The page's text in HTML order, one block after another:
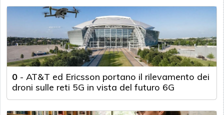
0 - AT&T ed Ericsson portano il rilevamento dei
droni sulle reti 5G in vista del futuro 6G